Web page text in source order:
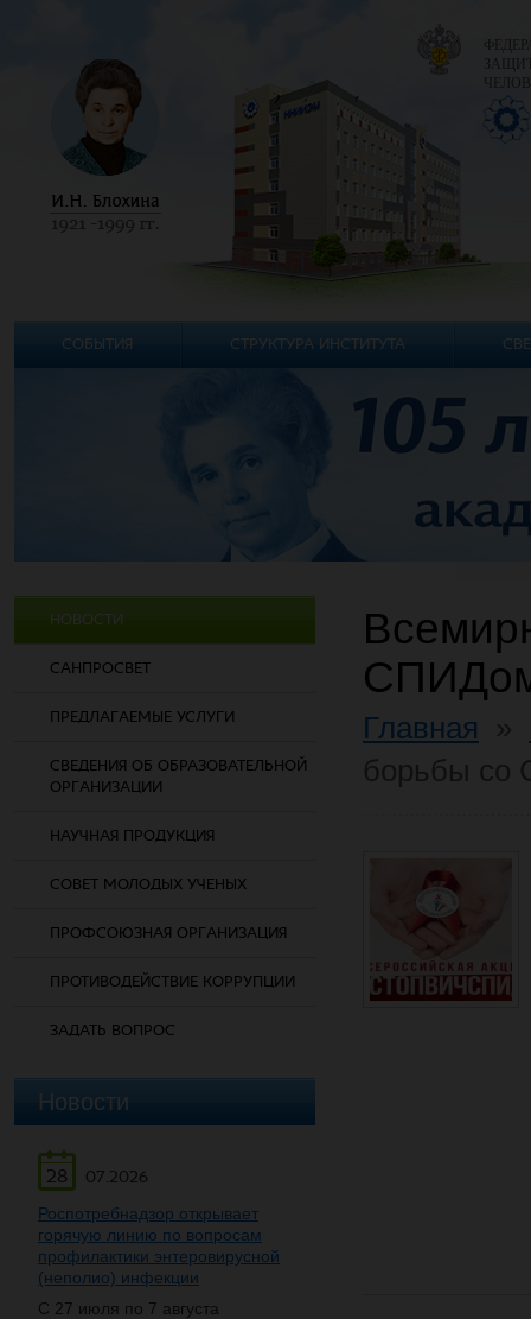
НОВОСТИ
САНПРОСВЕТ
ПРЕДЛАГАЕМЫЕ УСЛУГИ
СВЕДЕНИЯ ОБ ОБРАЗОВАТЕЛЬНОЙ
ОРГАНИЗАЦИИ
НАУЧНАЯ ПРОДУКЦИЯ
СОВЕТ МОЛОДЫХ УЧЕНЫХ
ПРОФСОЮЗНАЯ ОРГАНИЗАЦИЯ
ПРОТИВОДЕЙСТВИЕ КОРРУПЦИИ
ЗАДАТЬ ВОПРОС
Новости
28
07.2026
Роспотребнадзор открывает
горячую линию по вопросам
профилактики энтеровирусной
(неполио) инфекции
С 27 июля по 7 августа
Главная
СОБЫТИЯ СТРУКТУРА ИНСТИТУТА